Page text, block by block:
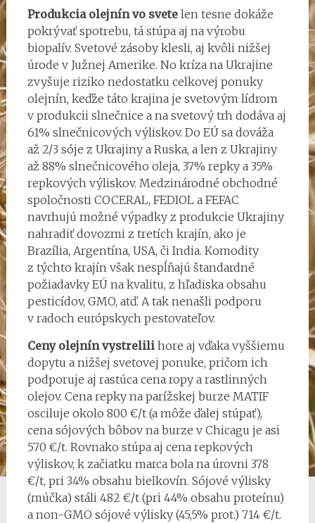
Produkcia olejnín vo svetelen tesne dokáže
pokrývať spotrebu, tá stúpa aj na výrobu
biopalív. Svetové zásoby klesli, aj kvôli nižšej
úrode v Južnej Amerike. No kríza na Ukrajine
zvyšuje riziko nedostatku celkovej ponuky
olejnín, keďže táto krajina je svetovým lídrom
v produkcii slnečnice a na svetový trh dodáva aj
61% slnečnicových výliskov. Do EÚ sa dováža
až 2/3 sóje z Ukrajiny a Ruska, a len z Ukrajiny
až 88% slnečnicového oleja, 37% repky a 35%
repkových výliskov. Medzinárodné obchodné
spoločnosti COCERAL, FEDIOL a FEFAC
navrhujú možné výpadky z produkcie Ukrajiny
nahradiť dovozmi z tretích krajín, ako je
Brazília, Argentína, USA, či India. Komodity
z týchto krajín však nespĺňajú štandardné
požiadavky EÚ na kvalitu, z hľadiska obsahu
pesticídov, GMO, atď. A tak nenašli podporu
v radoch európskych pestovateľov.
Ceny olejnín vystrelilihore aj vďaka vyššiemu
dopytu a nižšej svetovej ponuke, pričom ich
podporuje aj rastúca cena ropy a rastlinných
olejov. Cena repky na parížskej burze MATIF
osciluje okolo 800 €/t (a môže ďalej stúpať),
cena sójových bôbov na burze v Chicagu je asi
570 €/t. Rovnako stúpa aj cena repkových
výliskov, k začiatku marca bola na úrovni 378
€/t, pri 34% obsahu bielkovín. Sójové výlisky
(múčka) stáli 482 €/t (pri 44% obsahu proteínu)
a non-GMO sójové výlisky (45,5% prot.) 714 €/t.